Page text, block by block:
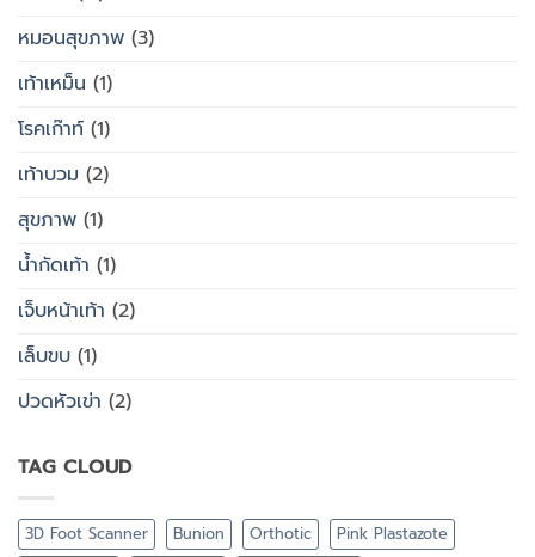
หมอนสุขภาพ (3)
เท้าเหม็น (1)
โรคเก๊าท์ (1)
เท้าบวม (2)
สุขภาพ (1)
น้ำกัดเท้า (1)
เจ็บหน้าเท้า (2)
เล็บขบ (1)
ปวดหัวเข่า (2)
TAG CLOUD
3D Foot Scanner Bunion Orthotic
Pink Plastazote